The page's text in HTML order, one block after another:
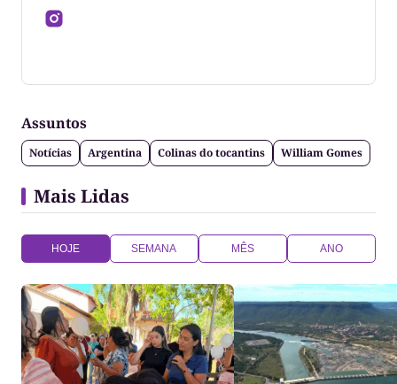
Tocantins
Assuntos
Notícias Argentina Colinas do tocantins William Gomes
Mais Lidas
HOJE SEMANA MÊS ANO